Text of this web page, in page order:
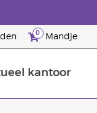
0 Mandje
kantoor